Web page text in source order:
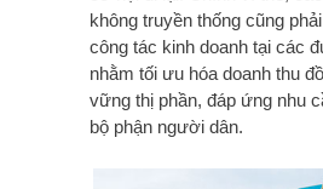
không truyền thống cũng
công tác kinh doanh tại các
nhằm tối ưu hóa doanh thu
vững thị phần, đáp ứng nhu
bộ phận người dân.